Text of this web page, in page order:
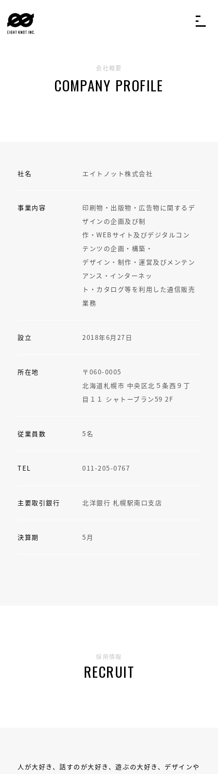
会社概要
COMPANY PROFILE
社名 エイトノット株式会社
事業内容
印刷物・出版物・広告物に関するデ
ザインの企画及び制
作・WEBサイト及びデジタルコン
テンツの企画・構築・
デザイン・制作・運営及びメンテン
アンス・インターネッ
ト・カタログ等を利用した通信販売
業務
設立 2018年6月27日
所在地
〒060-0005
北海道札幌市 中央区北５条西９丁
目１１ シャトーブラン59 2F
従業員数 5名
TEL 011-205-0767
主要取引銀行 北洋銀行 札幌駅南口支店
決算期 5月
採用情報
RECRUIT
人が大好き、話すのが大好き、遊ぶの大好き、デザインや